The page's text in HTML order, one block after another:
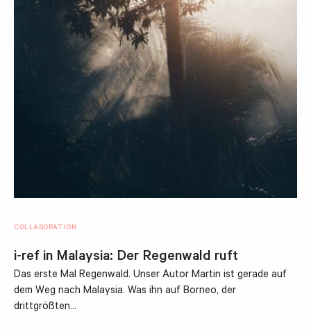
COLLABORATION
i-ref in Malaysia: Der Regenwald ruft
Das erste Mal Regenwald. Unser Autor Martin ist gerade auf
dem Weg nach Malaysia. Was ihn auf Borneo, der
drittgrößten…